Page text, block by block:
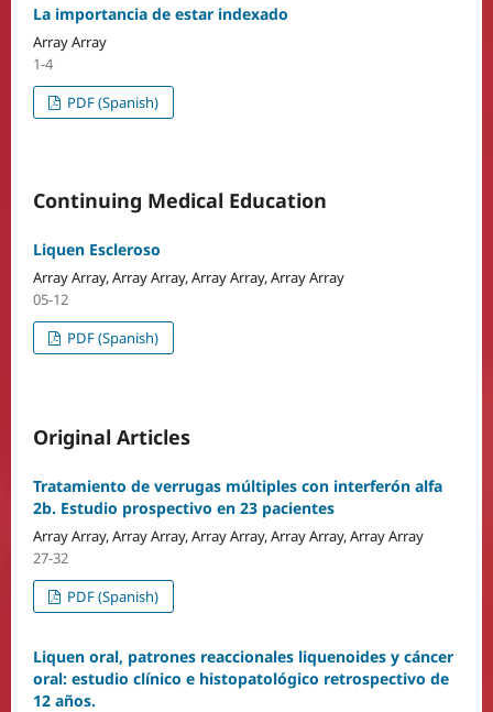
La importancia de estar indexado
Array Array
1-4
PDF (Spanish)
Continuing Medical Education
Liquen Escleroso
Array Array, Array Array, Array Array, Array Array
05-12
PDF (Spanish)
Original Articles
Tratamiento de verrugas múltiples con interferón alfa
2b. Estudio prospectivo en 23 pacientes
Array Array, Array Array, Array Array, Array Array, Array Array
27-32
PDF (Spanish)
Liquen oral, patrones reaccionales liquenoides y cáncer
oral: estudio clínico e histopatológico retrospectivo de
12 años.